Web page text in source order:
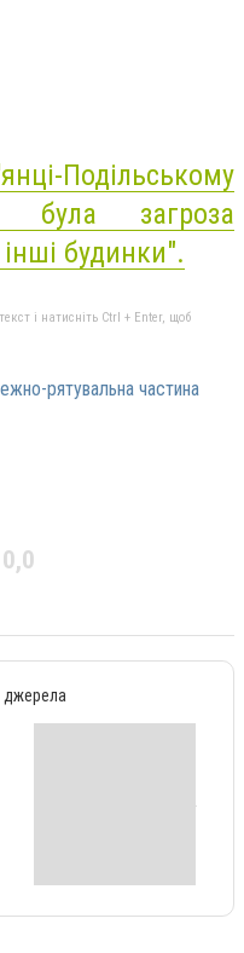
Подільському
була загроза
будинки".
і натисніть Ctrl + Enter, щоб
рятувальна частина
0,0
джерела